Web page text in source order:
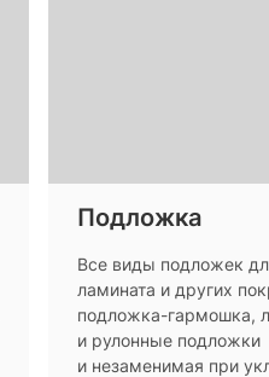
Подложка
Все виды подложек
ламината и других
подложка-гармошка,
и рулонные подложки
и незаменимая при